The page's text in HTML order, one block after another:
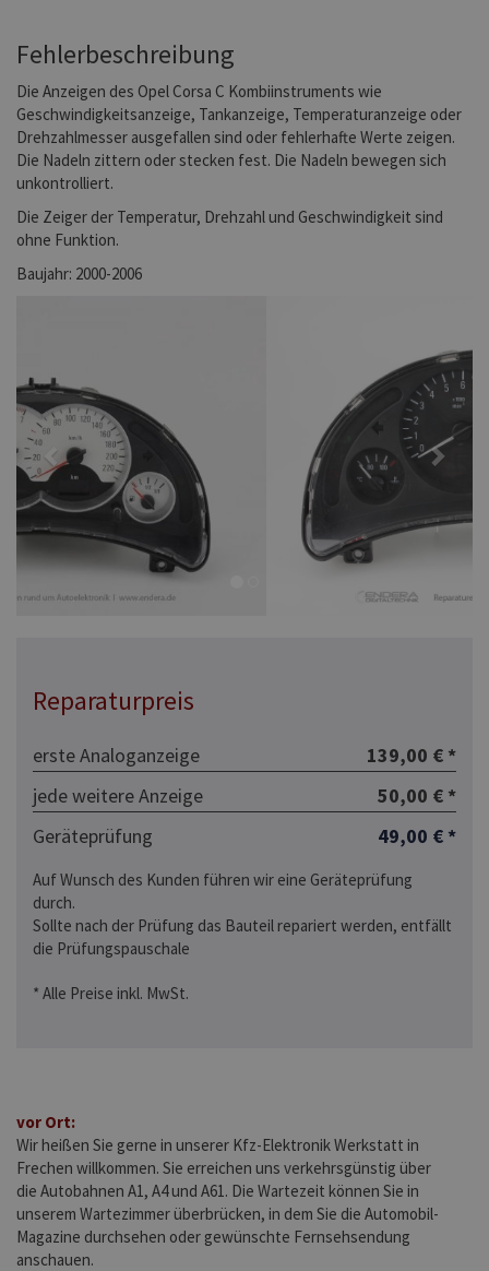
Fehlerbeschreibung
Die Anzeigen des Opel Corsa C Kombiinstruments wie
Geschwindigkeitsanzeige, Tankanzeige, Temperaturanzeige oder
Drehzahlmesser ausgefallen sind oder fehlerhafte Werte zeigen.
Die Nadeln zittern oder stecken fest. Die Nadeln bewegen sich
unkontrolliert.
Die Zeiger der Temperatur, Drehzahl und Geschwindigkeit sind
ohne Funktion.
Baujahr: 2000-2006
Reparaturpreis
erste Analoganzeige
139,00 € *
jede weitere Anzeige
50,00 € *
Geräteprüfung
49,00 € *
Auf Wunsch des Kunden führen wir eine Geräteprüfung
durch.
Sollte nach der Prüfung das Bauteil repariert werden, entfällt
die Prüfungspauschale
* Alle Preise inkl. MwSt.
vor Ort:
Wir heißen Sie gerne in unserer Kfz-Elektronik Werkstatt in
Frechen willkommen. Sie erreichen uns verkehrsgünstig über
die Autobahnen A1, A4 und A61. Die Wartezeit können Sie in
unserem Wartezimmer überbrücken, in dem Sie die Automobil-
Magazine durchsehen oder gewünschte Fernsehsendung
anschauen.